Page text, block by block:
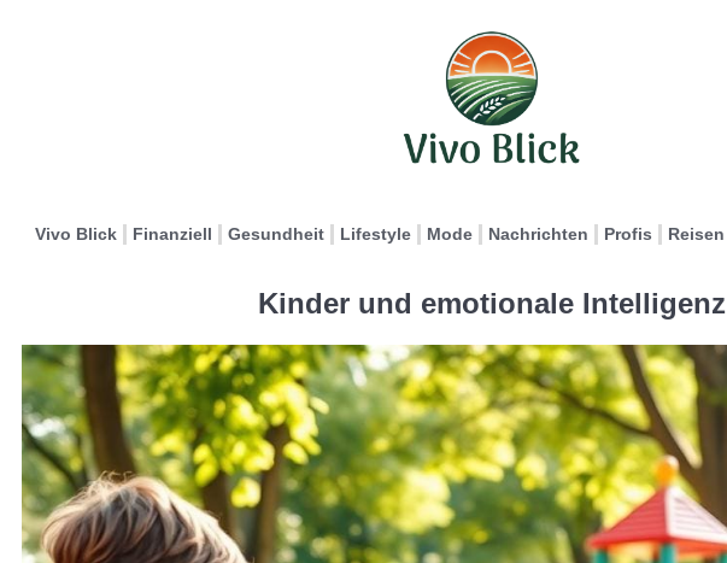
Vivo Blick Finanziell Gesundheit Lifestyle Mode Nachrichten Profis Reisen
Kinder und emotionale Intelligenz